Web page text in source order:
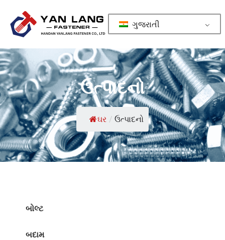
ગુજરાતી
ઉત્પાદનો
ઘર / ઉત્પાદનો
બોલ્ટ
બદામ